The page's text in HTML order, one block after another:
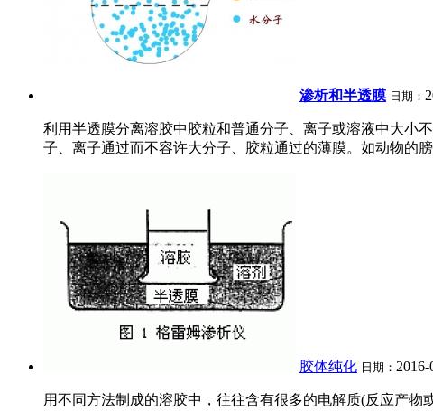
渗析和半透膜 日期：
利用半透膜分离溶胶中胶粒和普通分子、离子或溶液中大小
子、离子通过而不容许大分子、胶粒通过的薄膜。如动物的
胶体纯化 日期： 2016-
用不同方法制成的溶胶中，往往含有很多的电解质(反应产